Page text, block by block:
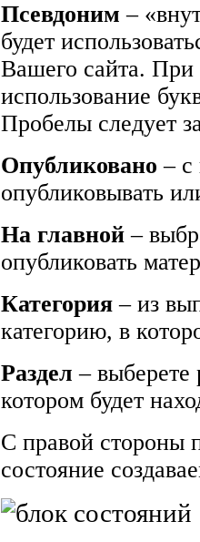
Псевдоним–
будет
Вашего сайта. При
использование
Пробелы следует
Опубликовано – с
опубликовывать
На главной –
опубликовать
Категория – из
категорию, в
Раздел –
котором будет
С правой стороны
состояние